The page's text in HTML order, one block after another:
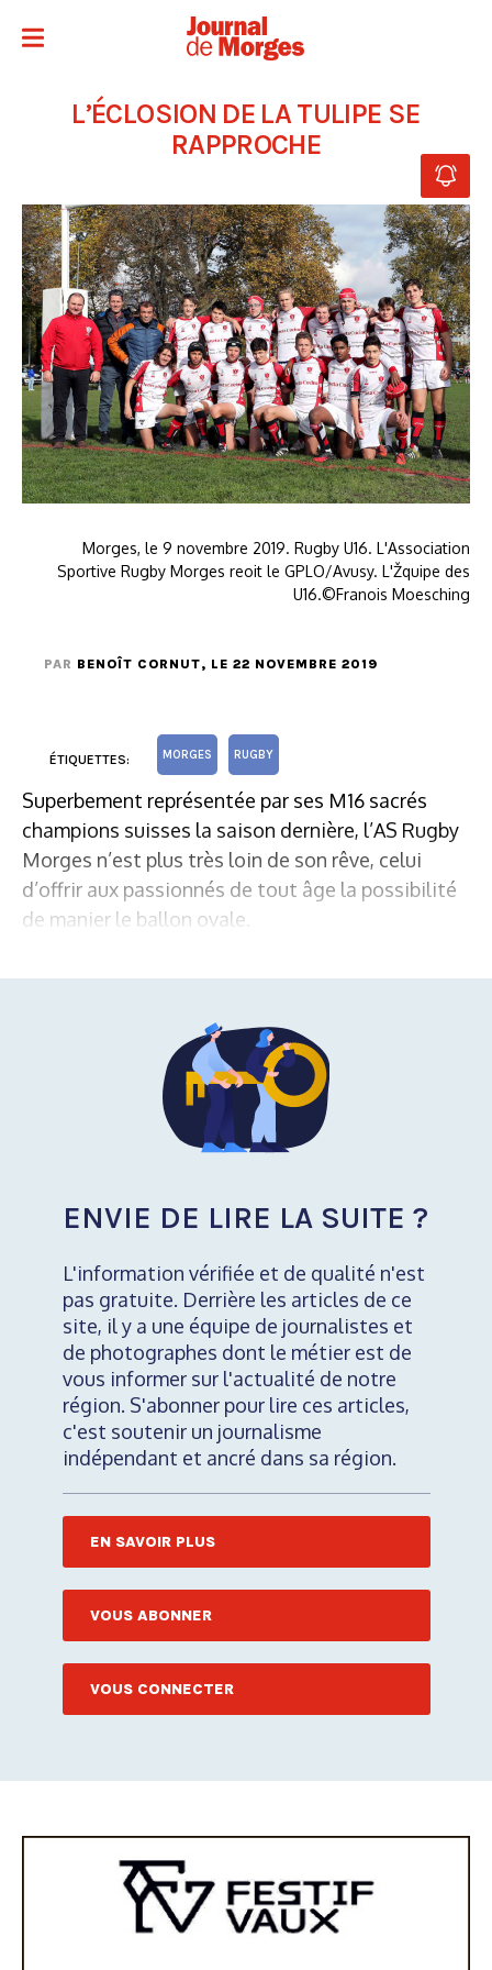
L’ÉCLOSION DE LA TULIPE SE
RAPPROCHE
Morges, le 9 novembre 2019. Rugby U16. L'Association
Sportive Rugby Morges reoit le GPLO/Avusy. L'Žquipe des
U16.©Franois Moesching
PAR BENOÎT CORNUT, LE 22 NOVEMBRE 2019
ÉTIQUETTES: MORGES RUGBY
Superbement représentée par ses M16 sacrés
champions suisses la saison dernière, l’AS Rugby
Morges n’est plus très loin de son rêve, celui
d’offrir aux passionnés de tout âge la possibilité
de manier le ballon ovale.
ENVIE DE LIRE LA SUITE ?
L'information vérifiée et de qualité n'est
pas gratuite. Derrière les articles de ce
site, il y a une équipe de journalistes et
de photographes dont le métier est de
vous informer sur l'actualité de notre
région. S'abonner pour lire ces articles,
c'est soutenir un journalisme
indépendant et ancré dans sa région.
EN SAVOIR PLUS
VOUS ABONNER
VOUS CONNECTER